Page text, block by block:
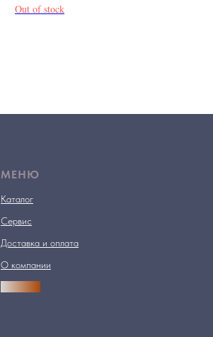
Out of stock
МЕНЮ
Каталог
Сервис
Доставка и оплата
О компании